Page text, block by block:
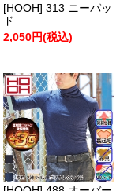
[HOOH] 313 ニーパッ
ド
2,050円(税込)